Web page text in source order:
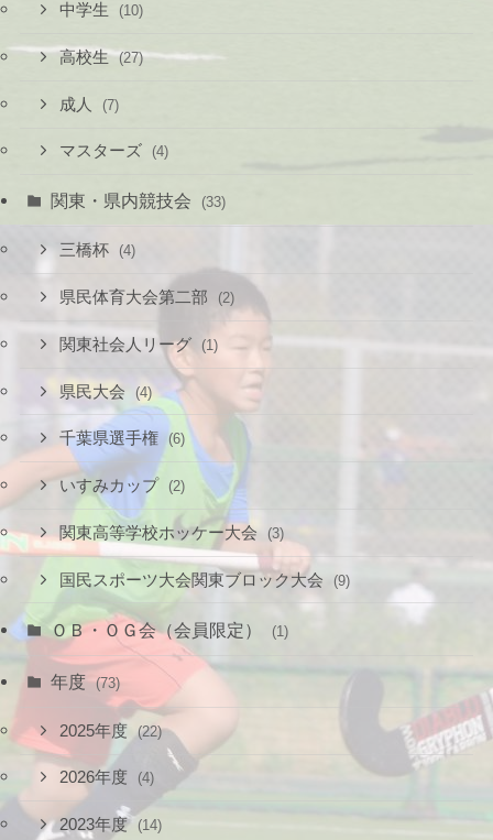
中学生 (10)
高校生 (27)
成人 (7)
マスターズ (4)
関東・県内競技会 (33)
三橋杯 (4)
県民体育大会第二部 (2)
関東社会人リーグ (1)
県民大会 (4)
千葉県選手権 (6)
いすみカップ (2)
関東高等学校ホッケー大会 (3)
国民スポーツ大会関東ブロック大会 (9)
ＯＢ・ＯＧ会（会員限定） (1)
年度 (73)
2025年度 (22)
2026年度 (4)
2023年度 (14)